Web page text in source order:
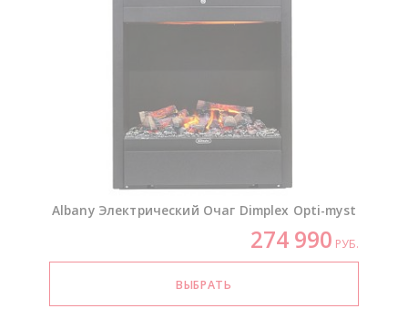
Albany Электрический Очаг Dimplex Opti-myst
274 990 РУБ.